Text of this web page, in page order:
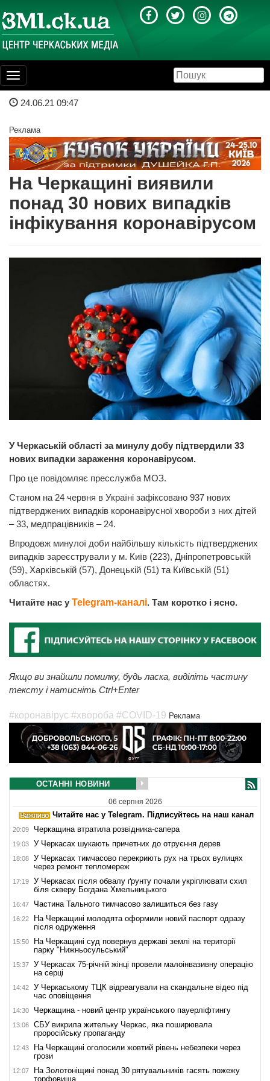
Toggle
navigation
24.06.21 09:47
Реклама
На Черкащині виявили
понад 30 нових випадків
інфікування коронавірусом
У Черкаській області за минулу добу підтвердили 33
нових випадки зараження коронавірусом.
Про це повідомляє пресслужба МОЗ.
Станом на 24 червня в Україні зафіксовано 937 нових
підтверджених випадків коронавірусної хвороби з них дітей
– 33, медпрацівників – 24.
Впродовж минулої доби найбільшу кількість підтверджених
випадків зареєстрували у м. Київ (223), Дніпропетровській
(59), Харківській (57), Донецькій (51) та Київській (51)
областях.
Читайте нас у Telegram-каналі. Там коротко і ясно.
Якщо ви знайшли помилку, будь ласка, виділіть частину
тексту і натисніть Ctrl+Enter
#коронавірус #хвороба #COVID-19 Реклама
ОСТАННІ НОВИНИ
06 серпня 2026
Читайте нас у Telegram. Підписуйтесь на наш канал
20:09 Черкащина втратила розвідника-сапера
19:03 У Черкасах шукають причетних до отруєння дерев
18:08
У Черкасах тимчасово перекриють рух на трьох вулицях
через ремонт тепломереж
17:19
У Черкасах після обвалу ґрунту почали укріплювати схил
біля скверу Богдана Хмельницького
16:47 Частина Тального тимчасово залишиться без газу
16:22
На Черкащині молодята оформили новий паспорт одразу
після одруження
15:50
На Черкащині суд повернув державі землі на території
парку "Нижньосульський"
15:37
У Черкасах 75-річній жінці провели малоінвазивну операцію
на серці
14:42
У Черкаському ТЦК відреагували на скандальне відео під
час оповіщення
14:30 Черкащина - новий центр українського пауерліфтингу
13:06
СБУ викрила жительку Черкас, яка поширювала
проросійську пропаганду
12:43
На Черкащині оголосили жовтий рівень небезпеки через
грози
12:07
На Золотоніщині понад 30 рятувальників гасять пожежу
торфовища